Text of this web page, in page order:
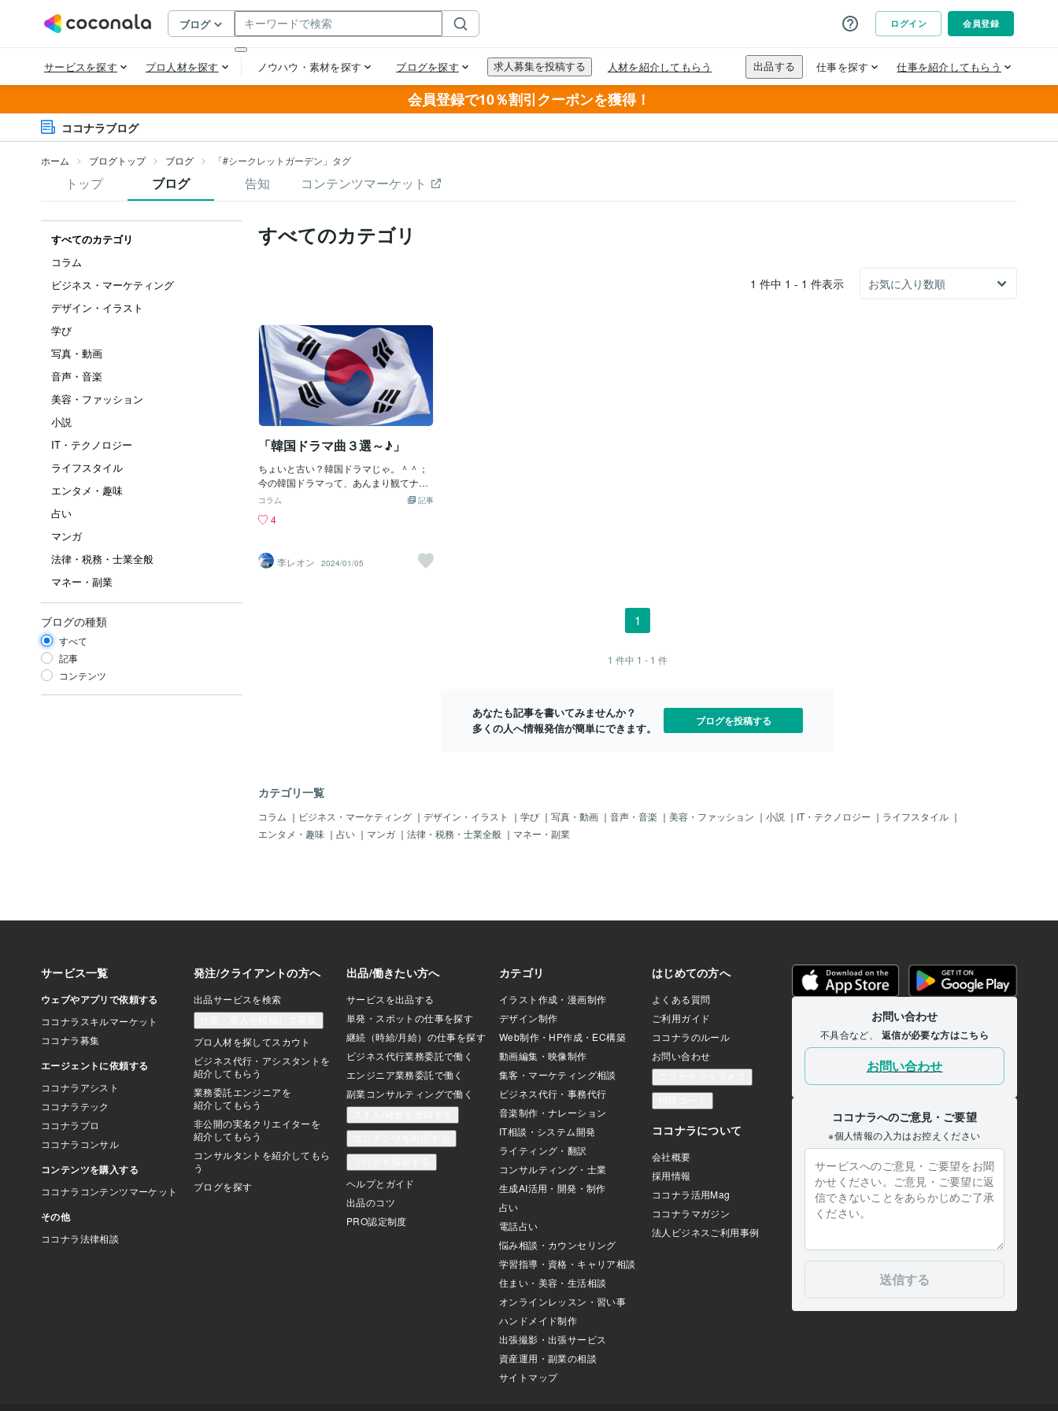
会員登録で10％割引クーポンを獲得！
ココナラブログ
ホーム ブログトップ ブログ 「#シークレットガーデン」タグ
トップ ブログ 告知 コンテンツマーケット
すべてのカテゴリ
コラム
ビジネス・マーケティング
デザイン・イラスト
学び
写真・動画
音声・音楽
美容・ファッション
小説
IT・テクノロジー
ライフスタイル
エンタメ・趣味
占い
マンガ
法律・税務・士業全般
マネー・副業
ブログの種類
すべて
記事
コンテンツ
すべてのカテゴリ
1 件中 1 - 1 件表示
「韓国ドラマ曲３選～♪」
ちょいと古い？韓国ドラマじゃ。＾＾；
今の韓国ドラマって、あんまり観てナイ
ぞよ。たま～に「韓国時代劇？」なんか
の日本は韓国に勝てないぜよ。「ドラ
性」、とにかく「時代劇・現代劇」共
に、完敗じゃ。映画だって「アカデミー
～、おば様たちにも大人気じゃったろ～
ン」様もこのときに知ったボク。日本で
も大人気じゃったよねぇ～♪すごかった
いけど、なぜか「記憶」に残っているこ
「君の名は」（新海誠監督）という感じ
の「男女
記事
コラム
4
李レオン 2024/01/05
1
1 件中 1 - 1 件
あなたも記事を書いてみませんか？
多くの人へ情報発信が簡単にできます。
ブログを投稿する
カテゴリ一覧
コラム ｜ ビジネス・マーケティング ｜ デザイン・イラスト ｜ 学び ｜ 写真・動画 ｜ 音声・音楽 ｜ 美容・ファッション ｜ 小説 ｜ IT・テクノロジー ｜ ライフスタイル ｜
エンタメ・趣味 ｜ 占い ｜ マンガ ｜ 法律・税務・士業全般 ｜ マネー・副業